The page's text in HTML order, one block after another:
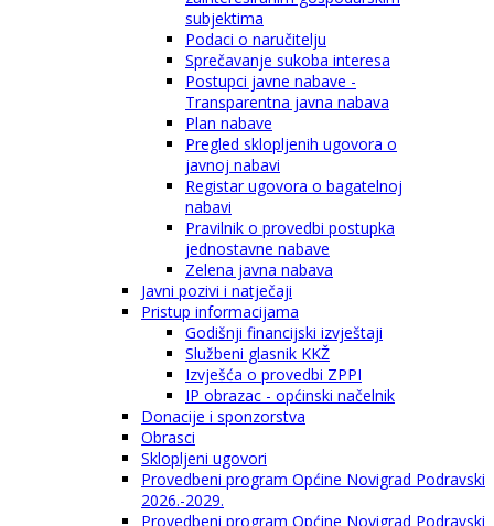
subjektima
Podaci o naručitelju
Sprečavanje sukoba interesa
Postupci javne nabave -
Transparentna javna nabava
Plan nabave
Pregled sklopljenih ugovora o
javnoj nabavi
Registar ugovora o bagatelnoj
nabavi
Pravilnik o provedbi postupka
jednostavne nabave
Zelena javna nabava
Javni pozivi i natječaji
Pristup informacijama
Godišnji financijski izvještaji
Službeni glasnik KKŽ
Izvješća o provedbi ZPPI
IP obrazac - općinski načelnik
Donacije i sponzorstva
Obrasci
Sklopljeni ugovori
Provedbeni program Općine Novigrad Podravski
2026.-2029.
Provedbeni program Općine Novigrad Podravski